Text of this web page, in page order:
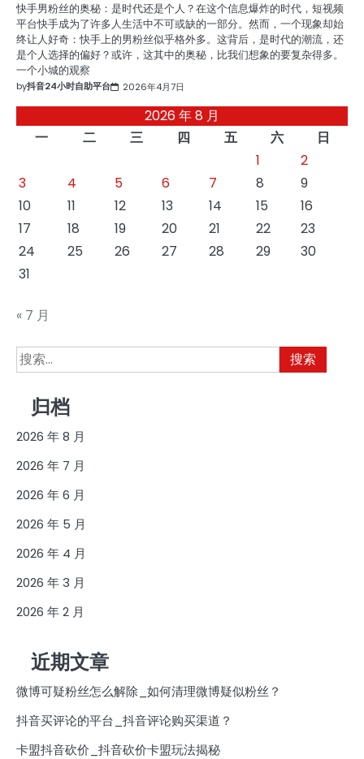
快手男粉丝的奥秘：是时代还是个人？在这个信息爆炸的时代，短视频
平台快手成为了许多人生活中不可或缺的一部分。然而，一个现象却始
终让人好奇：快手上的男粉丝似乎格外多。这背后，是时代的潮流，还
是个人选择的偏好？或许，这其中的奥秘，比我们想象的要复杂得多。
一个小城的观察
by抖音24小时自助平台 2026年4月7日
2026 年 8 月
一
二 三 四 五 六
日
1
2
3
4 5 6 7 8
9
10
11 12 13 14 15
16
17
18 19 20 21 22
23
24
25 26 27 28 29
30
31
« 7 月
搜
索：
归档
2026 年 8 月
2026 年 7 月
2026 年 6 月
2026 年 5 月
2026 年 4 月
2026 年 3 月
2026 年 2 月
近期文章
微博可疑粉丝怎么解除_如何清理微博疑似粉丝？
抖音买评论的平台_抖音评论购买渠道？
卡盟抖音砍价_抖音砍价卡盟玩法揭秘